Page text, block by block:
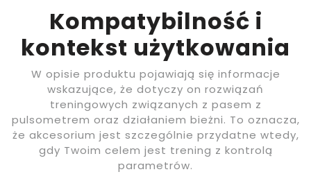
Kompatybilność i
kontekst użytkowania
W opisie produktu pojawiają się informacje
wskazujące, że dotyczy on rozwiązań
treningowych związanych z pasem z
pulsometrem oraz działaniem bieżni. To oznacza,
że akcesorium jest szczególnie przydatne wtedy,
gdy Twoim celem jest trening z kontrolą
parametrów.